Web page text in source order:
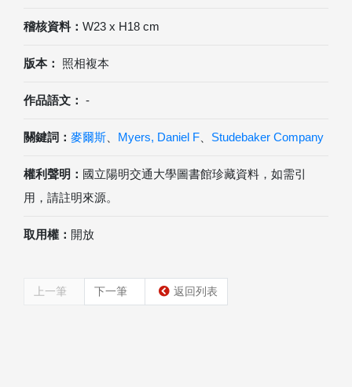
稽核資料： W23 x H18 cm
版本： 照相複本
作品語文： -
關鍵詞： 麥爾斯 Myers, Daniel F Studebaker Company
權利聲明： 國立陽明交通大學圖書館珍藏資料，如需引
用，請註明來源。
取用權： 開放
上一筆 下一筆 返回列表